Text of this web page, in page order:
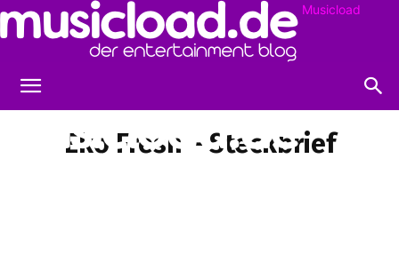
Musicload
Eko Fresh – Steckbrief